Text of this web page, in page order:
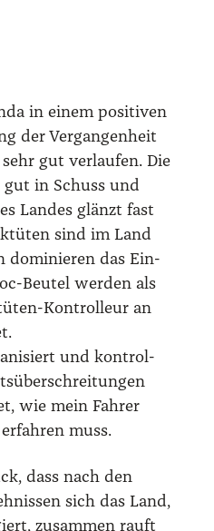
in einem posi­ti­ven
der Ver­gan­gen­heit
gut ver­lau­fen. Die
in Schuss und
Lan­des glänzt fast
sind im Land
domi­nie­ren das Ein­
Beu­tel wer­den als
Kon­trol­leur an
und kon­trol­
wie mein Fah­rer
muss.
dass nach den
sich das Land,
zusam­men rauft